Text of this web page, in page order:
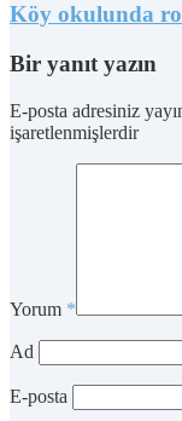
Köy okulunda
Bir yanıt yazın
E-posta adresiniz
işaretlenmişlerdir
Yorum *
Ad
E-posta